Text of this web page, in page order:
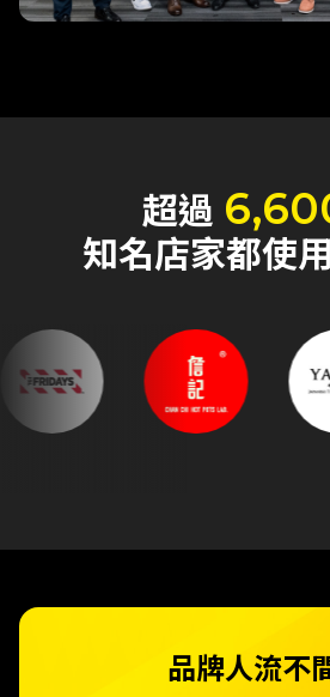
超過
知名店家都使
品牌人流不